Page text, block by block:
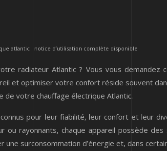
atlantic : notice d’utilisation complète disponible
radiateur Atlantic ? Vous vous
et optimiser votre confort réside souvent
de votre chauffage électrique Atlantic.
pour leur fiabilité, leur confort et leur
ou rayonnants, chaque appareil possède
surconsommation d’énergie et, dans